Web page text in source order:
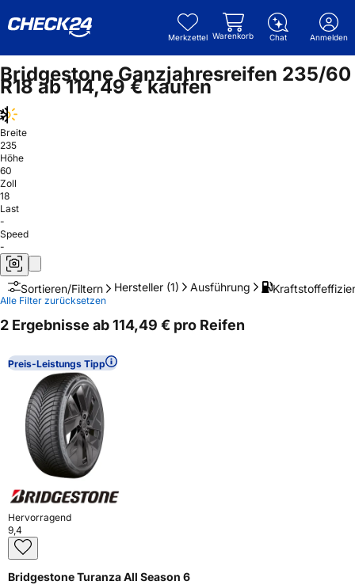
Merkzettel Warenkorb Chat Anmelden
Bridgestone Ganzjahresreifen 235/60
R18 ab 114,49 € kaufen
Breite
235
Höhe
60
Zoll
18
Last
-
Speed
-
Sortieren/Filtern Hersteller (1) Ausführung
Alle Filter zurücksetzen
2 Ergebnisse ab 114,49 € pro Reifen
Preis-Leistungs Tipp
Hervorragend
9,4
Bridgestone Turanza All Season 6